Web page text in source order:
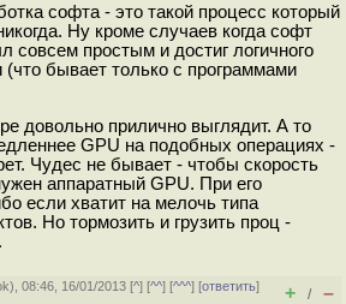
софта - это такой процесс который
Ну кроме случаев когда софт
совсем простым и достиг логичного
(что бывает только с программами
довольно прилично выглядит. А то
GPU на подобных операциях -
Чудес не бывает - чтобы скорость
аппаратный GPU. При его
если хватит на мелочь типа
Но тормозить и грузить проц -
), 08:46, 16/01/2013 [^] [^^] [^^^] [ответить]
+ / –